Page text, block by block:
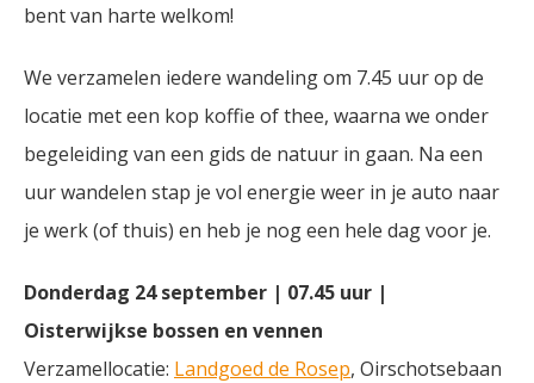
bent van harte welkom!
We verzamelen iedere wandeling om 7.45 uur op de
locatie met een kop koffie of thee, waarna we onder
begeleiding van een gids de natuur in gaan. Na een
uur wandelen stap je vol energie weer in je auto naar
je werk (of thuis) en heb je nog een hele dag voor je.
Donderdag 24 september | 07.45 uur |
Oisterwijkse bossen en vennen
Verzamellocatie: Landgoed de Rosep, Oirschotsebaan